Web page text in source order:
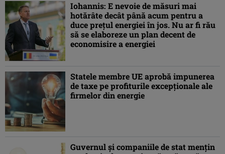
Iohannis: E nevoie de măsuri mai
hotărâte decât până acum pentru a
duce preţul energiei în jos. Nu ar fi rău
să se elaboreze un plan decent de
economisire a energiei
Statele membre UE aprobă impunerea
de taxe pe profiturile excepţionale ale
firmelor din energie
Guvernul şi companiile de stat menţin